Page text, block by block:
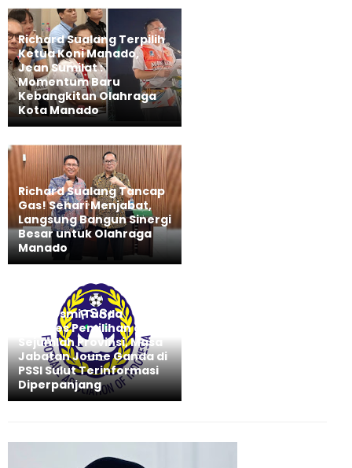
Richard Sualang Terpilih
Ketua Koni Manado,
Jean Sumilat :
Momentum Baru
Kebangkitan Olahraga
Kota Manado
Richard Sualang Tancap
Gas! Sehari Menjabat,
Langsung Bangun Sinergi
Besar untuk Olahraga
Manado
PSSI Resmi Tunda
Kongres Pemilihan di
Sejumlah Provinsi, Masa
Jabatan Joune Ganda di
PSSI Sulut Terinformasi
Diperpanjang